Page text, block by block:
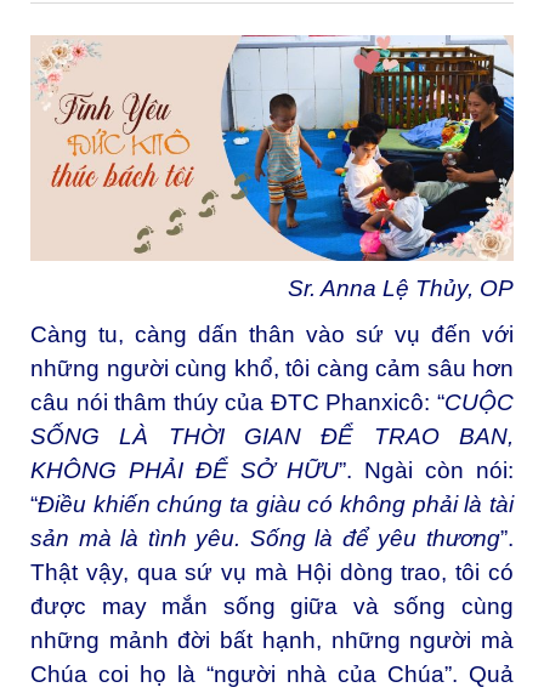
Sr. Anna Lệ Thủy, OP
Càng tu, càng dấn thân vào sứ vụ đến với
những người cùng khổ, tôi càng cảm sâu hơn
câu nói thâm thúy của ĐTC Phanxicô: “CUỘC
SỐNG LÀ THỜI GIAN ĐỂ TRAO BAN,
KHÔNG PHẢI ĐỂ SỞ HỮU”. Ngài còn nói:
“Điều khiến chúng ta giàu có không phải là tài
sản mà là tình yêu. Sống là để yêu thương”.
Thật vậy, qua sứ vụ mà Hội dòng trao, tôi có
được may mắn sống giữa và sống cùng
những mảnh đời bất hạnh, những người mà
Chúa coi họ là “người nhà của Chúa”. Quả